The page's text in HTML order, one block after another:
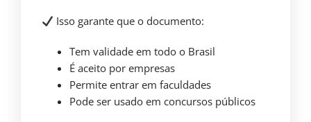
Isso garante que o documento:
Tem validade em todo o Brasil
É aceito por empresas
Permite entrar em faculdades
Pode ser usado em concursos públicos